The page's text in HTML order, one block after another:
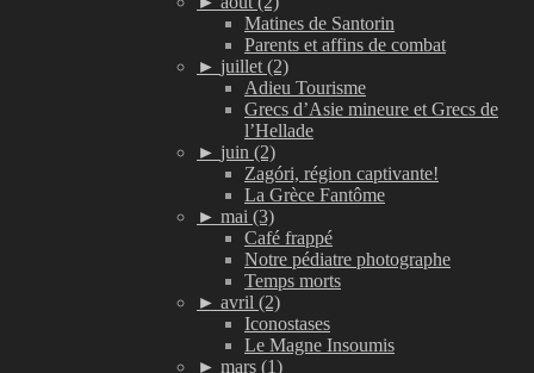
Matines de Santorin
Parents et affins de combat
► juillet (2)
Adieu Tourisme
Grecs d’Asie mineure et Grecs de
l’Hellade
► juin (2)
Zagóri, région captivante!
La Grèce Fantôme
► mai (3)
Café frappé
Notre pédiatre photographe
Temps morts
► avril (2)
Iconostases
Le Magne Insoumis
► mars (1)